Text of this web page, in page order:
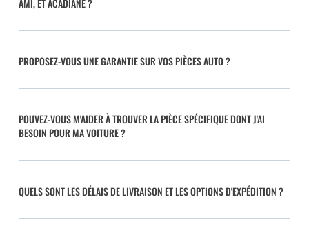
AMI, ET ACADIANE ?
PROPOSEZ-VOUS UNE GARANTIE SUR VOS PIÈCES AUTO ?
POUVEZ-VOUS M'AIDER À TROUVER LA PIÈCE SPÉCIFIQUE DONT J'AI
BESOIN POUR MA VOITURE ?
QUELS SONT LES DÉLAIS DE LIVRAISON ET LES OPTIONS D'EXPÉDITION ?